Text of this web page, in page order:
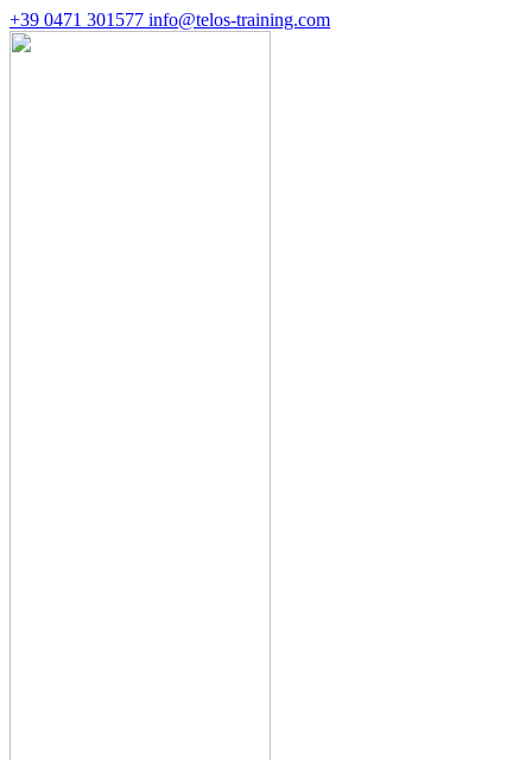
+39 0471 301577 info@telos-training.com